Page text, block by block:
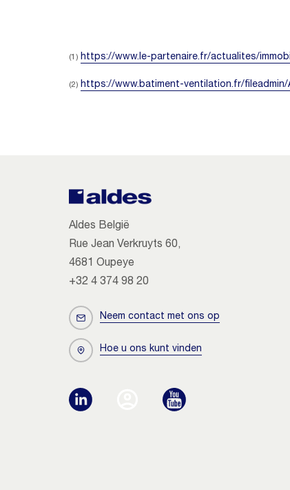
(1) https://www.le-partenaire.fr/actualites/
(2) https://www.batiment-ventilation.fr/fileadmin/
Aldes België
Rue Jean Verkruyts 60,
4681 Oupeye
+32 4 374 98 20
Neem contact met ons op
Hoe u ons kunt vinden